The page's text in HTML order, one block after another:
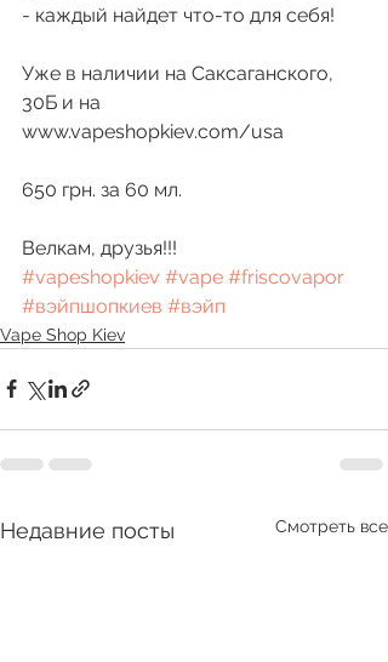
- каждый найдет что-то для себя!
Уже в наличии на Саксаганского,
30Б и на
www.vapeshopkiev.com/usa
650 грн. за 60 мл.
Велкам, друзья!!!
#vapeshopkiev #vape #friscovapor
#вэйпшопкиев #вэйп
Vape Shop Kiev
Недавние посты Смотреть все